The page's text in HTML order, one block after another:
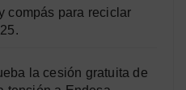
compás para reciclar
la cesión gratuita de